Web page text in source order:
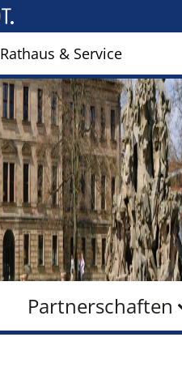
Rathaus & Service
Partnerschaften